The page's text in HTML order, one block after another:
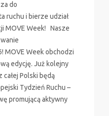
do
ruchu i bierze udział
MOVE Week! Nasze
MOVE Week obchodzi
edycję. Już kolejny
Polski będą
Tydzień Ruchu –
promującą aktywny